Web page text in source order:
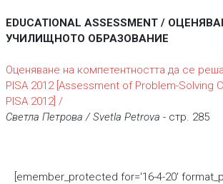
EDUCATIONAL ASSESSMENT /
УЧИЛИЩНОТО ОБРАЗОВАНИЕ
Оценяване на компетентността да се
PISA 2012 [Assessment оf Problem-Solving
PISA 2012] /
Светла Петрова / Svetla Petrova - стр. 285
[emember_protected for='16-4-20'